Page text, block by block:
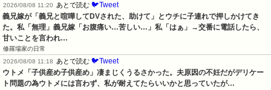
2026/08/08 11:20
あとで読む 🐦Tweet
義兄嫁が「義兄と喧嘩してDVされた、助けて」とウチに子連れで押しかけてき
た。私「無理」義兄嫁「お腹痛い…苦しい…」私「はぁ」→交番に電話したら、
甘いことを言われ…
修羅場家の日常
2026/08/08 11:18
あとで読む 🐦Tweet
ウトメ「子供産め子供産め」凄まじくうるさかった。夫原因の不妊だがデリケー
ト問題の為ウトメには言わず、私が耐えてたらいいかと思っていたが…